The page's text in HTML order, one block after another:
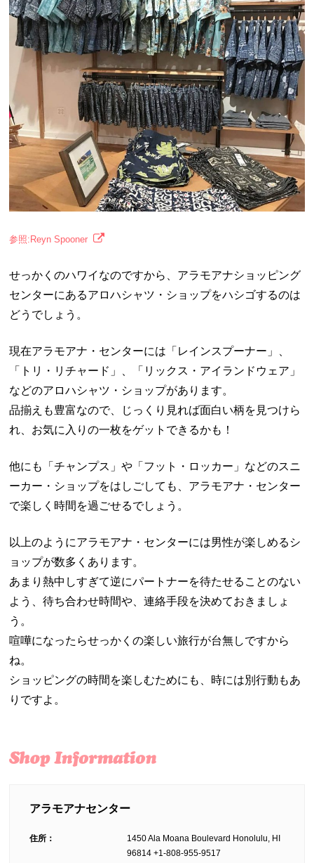
参照:Reyn Spooner
せっかくのハワイなのですから、アラモアナショッピング
センターにあるアロハシャツ・ショップをハシゴするのは
どうでしょう。
現在アラモアナ・センターには「レインスプーナー」、
「トリ・リチャード」、「リックス・アイランドウェア」
などのアロハシャツ・ショップがあります。
品揃えも豊富なので、じっくり見れば面白い柄を見つけら
れ、お気に入りの一枚をゲットできるかも！
他にも「チャンプス」や「フット・ロッカー」などのスニ
ーカー・ショップをはしごしても、アラモアナ・センター
で楽しく時間を過ごせるでしょう。
以上のようにアラモアナ・センターには男性が楽しめるシ
ョップが数多くあります。
あまり熱中しすぎて逆にパートナーを待たせることのない
よう、待ち合わせ時間や、連絡手段を決めておきましょ
う。
喧嘩になったらせっかくの楽しい旅行が台無しですから
ね。
ショッピングの時間を楽しむためにも、時には別行動もあ
りですよ。
アラモアナセンター
住所：
1450 Ala Moana Boulevard Honolulu, HI
96814 +1-808-955-9517